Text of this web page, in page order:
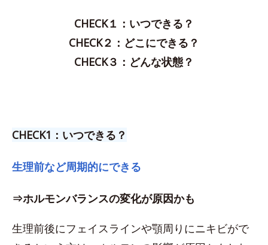
CHECK１：いつできる？
CHECK２：どこにできる？
CHECK３：どんな状態？
CHECK1：いつできる？
生理前など周期的にできる
⇒ホルモンバランスの変化が原因かも
生理前後にフェイスラインや顎周りにニキビがで